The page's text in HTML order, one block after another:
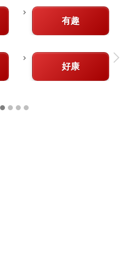
有趣
好康